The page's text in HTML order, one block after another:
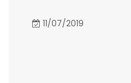
11/07/2019